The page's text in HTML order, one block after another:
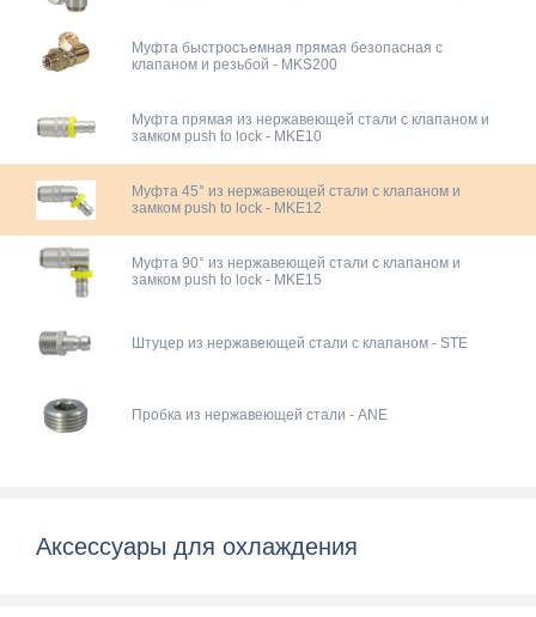
Муфта быстросъемная прямая безопасная с
клапаном и резьбой - MKS200
Муфта прямая из нержавеющей стали с клапаном и
замком push to lock - MKE10
Муфта 45° из нержавеющей стали с клапаном и
замком push to lock - MKE12
Муфта 90° из нержавеющей стали с клапаном и
замком push to lock - MKE15
Штуцер из нержавеющей стали с клапаном - STE
Пробка из нержавеющей стали - ANE
Аксессуары для охлаждения